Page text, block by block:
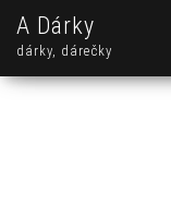
A Dárky
dárky, dárečky